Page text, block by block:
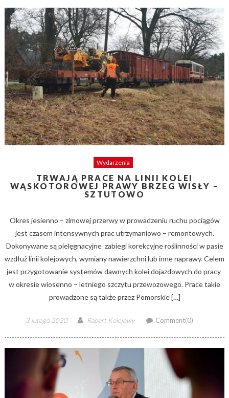
Wydarzenia
TRWAJĄ PRACE NA LINII KOLEI
WĄSKOTOROWEJ PRAWY BRZEG WISŁY –
SZTUTOWO
Okres jesienno – zimowej przerwy w prowadzeniu ruchu pociągów
jest czasem intensywnych prac utrzymaniowo – remontowych.
Dokonywane są pielęgnacyjne zabiegi korekcyjne roślinności w pasie
wzdłuż linii kolejowych, wymiany nawierzchni lub inne naprawy. Celem
jest przygotowanie systemów dawnych kolei dojazdowych do pracy
w okresie wiosenno – letniego szczytu przewozowego. Prace takie
prowadzone są także przez Pomorskie […]
Posted
3 lutego 2020 Author
Raport Kolejowy Comment(0)